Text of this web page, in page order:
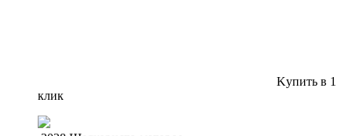
Kупить в 1
клик